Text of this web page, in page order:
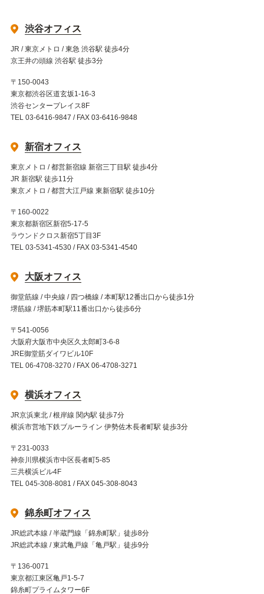
渋谷オフィス
JR / 東京メトロ / 東急 渋谷駅 徒歩4分
京王井の頭線 渋谷駅 徒歩3分
〒150-0043
東京都渋谷区道玄坂1-16-3
渋谷センタープレイス8F
TEL 03-6416-9847 / FAX 03-6416-9848
新宿オフィス
東京メトロ / 都営新宿線 新宿三丁目駅 徒歩4分
JR 新宿駅 徒歩11分
東京メトロ / 都営大江戸線 東新宿駅 徒歩10分
〒160-0022
東京都新宿区新宿5-17-5
ラウンドクロス新宿5丁目3F
TEL 03-5341-4530 / FAX 03-5341-4540
大阪オフィス
御堂筋線 / 中央線 / 四つ橋線 / 本町駅12番出口から徒歩1分
堺筋線 / 堺筋本町駅11番出口から徒歩6分
〒541-0056
大阪府大阪市中央区久太郎町3-6-8
JRE御堂筋ダイワビル10F
TEL 06-4708-3270 / FAX 06-4708-3271
横浜オフィス
JR京浜東北 / 根岸線 関内駅 徒歩7分
横浜市営地下鉄ブルーライン 伊勢佐木長者町駅 徒歩3分
〒231-0033
神奈川県横浜市中区長者町5-85
三共横浜ビル4F
TEL 045-308-8081 / FAX 045-308-8043
錦糸町オフィス
JR総武本線 / 半蔵門線「錦糸町駅」徒歩8分
JR総武本線 / 東武亀戸線「亀戸駅」徒歩9分
〒136-0071
東京都江東区亀戸1-5-7
錦糸町プライムタワー6F